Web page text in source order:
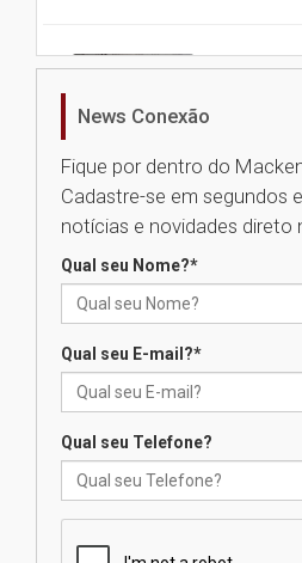
Nova
realizará
das novas
calouros
News Conexão
Fique por dentro do
Cadastre-se em segundos
notícias e novidades direto
Qual seu Nome?*
Qual seu E-mail?*
Qual seu Telefone?